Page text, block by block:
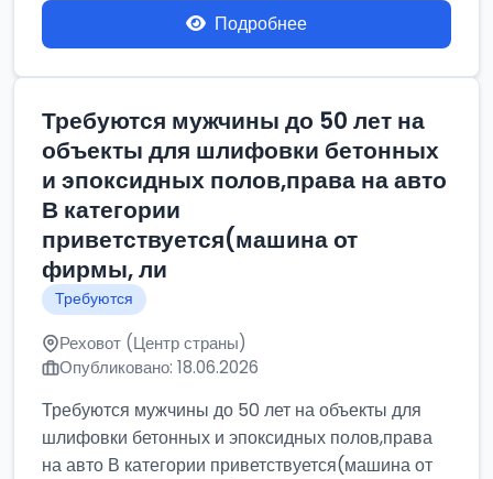
Подробнее
Требуются мужчины до 50 лет на
объекты для шлифовки бетонных
и эпоксидных полов,права на авто
В категории
приветствуется(машина от
фирмы, ли
Требуются
Реховот (Центр страны)
Опубликовано: 18.06.2026
Требуются мужчины до 50 лет на объекты для
шлифовки бетонных и эпоксидных полов,права
на авто В категории приветствуется(машина от